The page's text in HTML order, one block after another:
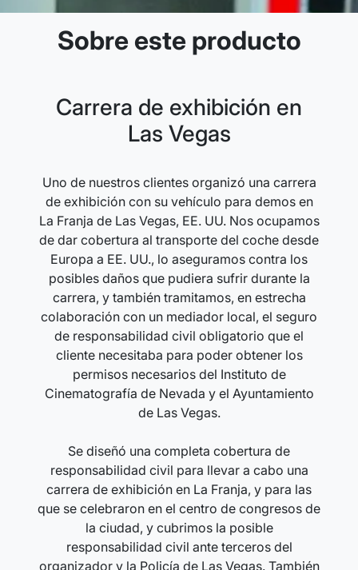
Sobre este producto
Carrera de exhibición en
Las Vegas
Uno de nuestros clientes organizó una carrera
de exhibición con su vehículo para demos en
La Franja de Las Vegas, EE. UU. Nos ocupamos
de dar cobertura al transporte del coche desde
Europa a EE. UU., lo aseguramos contra los
posibles daños que pudiera sufrir durante la
carrera, y también tramitamos, en estrecha
colaboración con un mediador local, el seguro
de responsabilidad civil obligatorio que el
cliente necesitaba para poder obtener los
permisos necesarios del Instituto de
Cinematografía de Nevada y el Ayuntamiento
de Las Vegas.
Se diseñó una completa cobertura de
responsabilidad civil para llevar a cabo una
carrera de exhibición en La Franja, y para las
que se celebraron en el centro de congresos de
la ciudad, y cubrimos la posible
responsabilidad civil ante terceros del
organizador y la Policía de Las Vegas. También